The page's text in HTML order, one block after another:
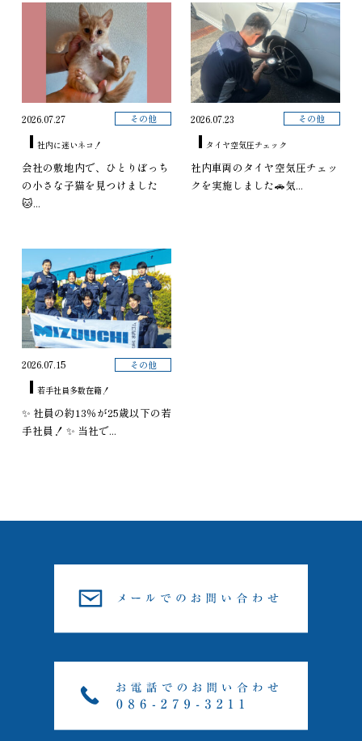
2026.07.27 その他
社内に迷いネコ！
会社の敷地内で、ひとりぼっち
の小さな子猫を見つけました
🐱...
2026.07.23 その他
タイヤ空気圧チェック
社内車両のタイヤ空気圧チェッ
クを実施しました🚗気...
2026.07.15 その他
若手社員多数在籍！
✨ 社員の約13％が25歳以下の若
手社員！ ✨ 当社で...